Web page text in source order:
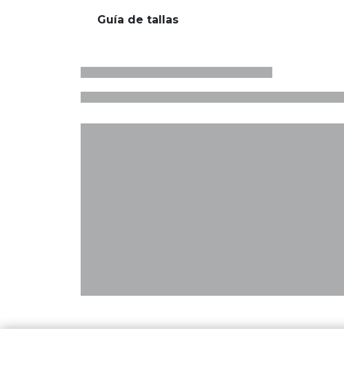
Guía de tallas